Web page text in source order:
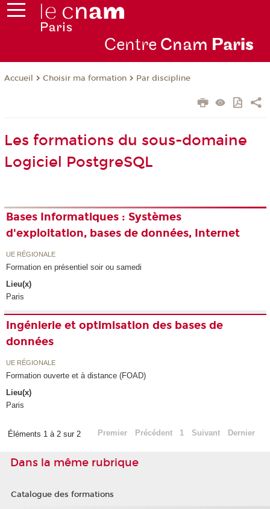
Centre Cnam Paris
Accueil Choisir ma formation Par discipline
Les formations du sous-domaine
Logiciel PostgreSQL
Bases Informatiques : Systèmes
d'exploitation, bases de données, Internet
UE RÉGIONALE
Formation en présentiel soir ou samedi
Lieu(x)
Paris
Ingénierie et optimisation des bases de
données
UE RÉGIONALE
Formation ouverte et à distance (FOAD)
Lieu(x)
Paris
Éléments 1 à 2 sur 2 Premier Précédent 1 Suivant Dernier
Dans la même rubrique
Catalogue des formations